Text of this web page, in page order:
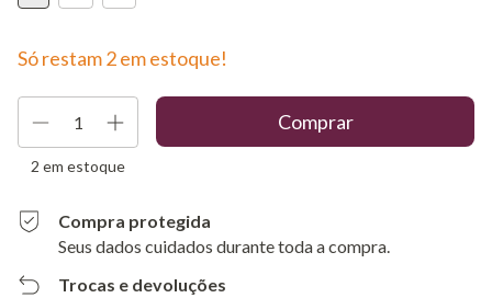
Só restam2em estoque!
2 em estoque
Compra protegida
Seus dados cuidados durante toda a compra.
Trocas e devoluções